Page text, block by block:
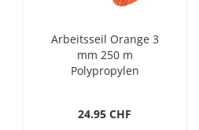
Arbeitsseil Orange 3
mm 250 m
Polypropylen
24.95 CHF